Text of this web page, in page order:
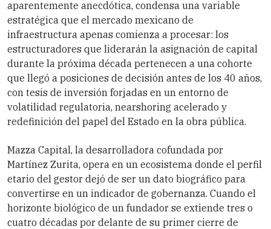
aparentemente anecdótica, condensa una variable
estratégica que el mercado mexicano de
infraestructura apenas comienza a procesar: los
estructuradores que liderarán la asignación de capital
durante la próxima década pertenecen a una cohorte
que llegó a posiciones de decisión antes de los 40 años,
con tesis de inversión forjadas en un entorno de
volatilidad regulatoria, nearshoring acelerado y
redefinición del papel del Estado en la obra pública.
Mazza Capital, la desarrolladora cofundada por
Martínez Zurita, opera en un ecosistema donde el perfil
etario del gestor dejó de ser un dato biográfico para
convertirse en un indicador de gobernanza. Cuando el
horizonte biológico de un fundador se extiende tres o
cuatro décadas por delante de su primer cierre de